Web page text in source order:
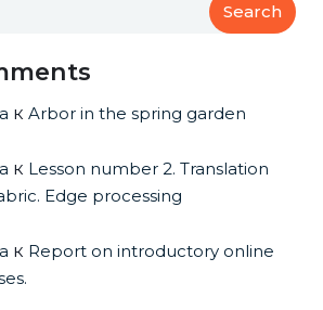
Search
к Arbor in the spring garden
к Lesson number 2. Translation
Edge processing
к Report on introductory online